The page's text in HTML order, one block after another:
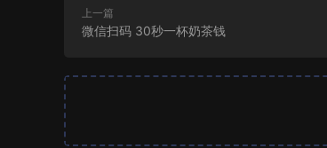
上一篇
微信扫码 30秒一杯奶茶钱